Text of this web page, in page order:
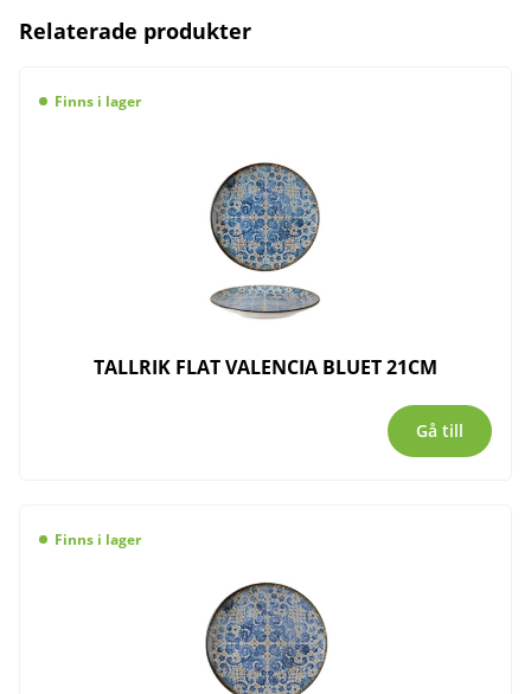
Relaterade produkter
Finns i lager
TALLRIK FLAT VALENCIA BLUET 21CM
Gå till
Finns i lager